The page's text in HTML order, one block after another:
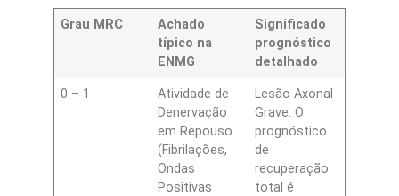
Grau MRC
Achado
típico na
ENMG
Significado
prognóstico
detalhado
0 – 1
Atividade de
Denervação
em Repouso
(Fibrilações,
Ondas
Positivas
Lesão Axonal
Grave. O
prognóstico
de
recuperação
total é